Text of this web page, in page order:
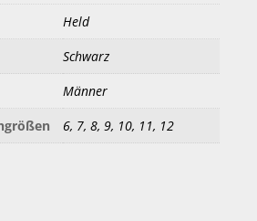
Held
Schwarz
Männer
6, 7, 8, 9, 10, 11, 12